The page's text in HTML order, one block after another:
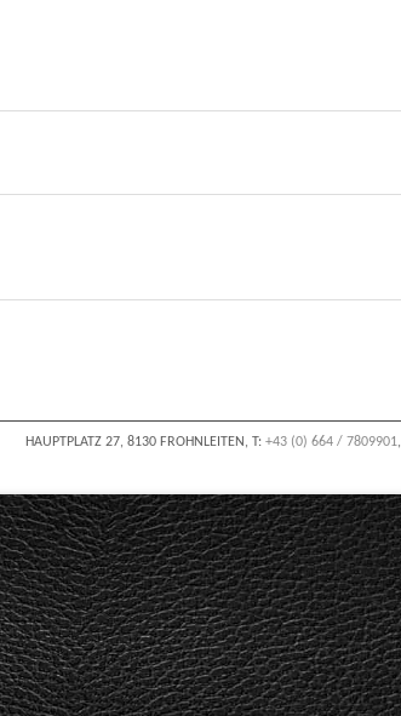
HAUPTPLATZ 27, 8130 FROHNLEITEN , T: +43 (0) 664 / 7809901,